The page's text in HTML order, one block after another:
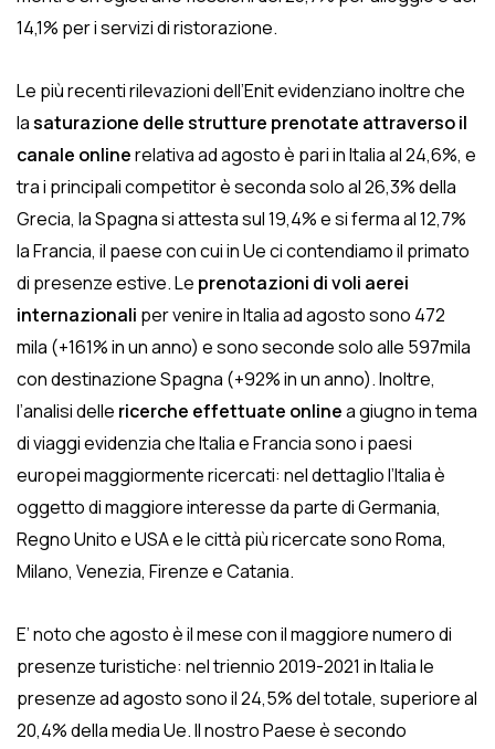
14,1% per i servizi di ristorazione.
Le più recenti rilevazioni dell’Enit evidenziano inoltre che
lasaturazione delle strutture prenotate attraverso il
canale onlinerelativa ad agosto è pari in Italia al 24,6%, e
tra i principali competitor è seconda solo al 26,3% della
Grecia, la Spagna si attesta sul 19,4% e si ferma al 12,7%
la Francia, il paese con cui in Ue ci contendiamo il primato
di presenze estive. Le prenotazioni di voli aerei
internazionali per venire in Italia ad agosto sono 472
mila (+161% in un anno) e sono seconde solo alle 597mila
con destinazione Spagna (+92% in un anno). Inoltre,
l’analisi delle ricerche effettuate onlinea giugno in tema
di viaggi evidenzia che Italia e Francia sono i paesi
europei maggiormente ricercati: nel dettaglio l’Italia è
oggetto di maggiore interesse da parte di Germania,
Regno Unito e USA e le città più ricercate sono Roma,
Milano, Venezia, Firenze e Catania.
E’ noto che agosto è il mese con il maggiore numero di
presenze turistiche: nel triennio 2019-2021 in Italia le
presenze ad agosto sono il 24,5% del totale, superiore al
20,4% della media Ue. Il nostro Paese è secondo